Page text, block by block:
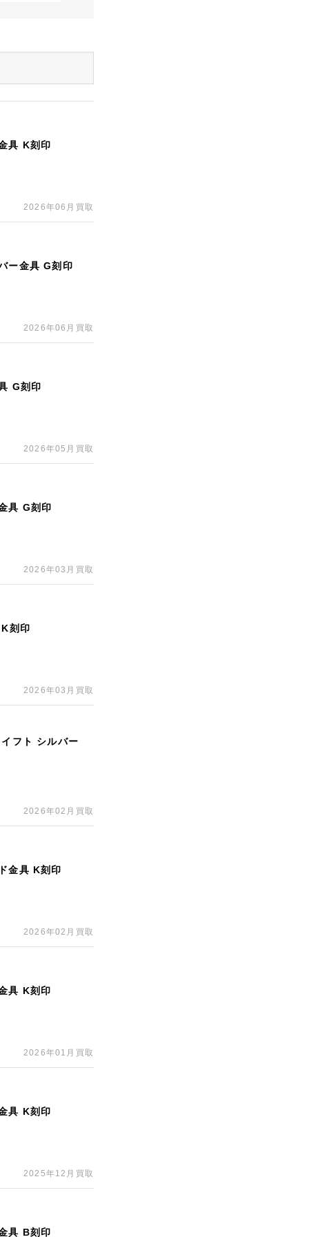
具 K刻印
2026年06月買取
ー金具 G刻印
2026年06月買取
G刻印
2026年05月買取
具 G刻印
2026年03月買取
刻印
2026年03月買取
フト シルバー
2026年02月買取
金具 K刻印
2026年02月買取
具 K刻印
2026年01月買取
具 K刻印
2025年12月買取
具 B刻印